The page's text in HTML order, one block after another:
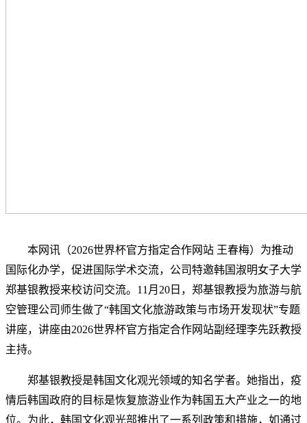
本网讯 （2026世界杯官方指定合作网站 王春梅） 为推动
国际化办学，促进国际学术交流，公司特邀韩国淑明女子大学
郑基银教授来校访问交流。 11月20日， 郑基银教授为旅游与航
空管理公司师生做了“韩国文化旅游政策与市场开发现状”专题
讲座， 讲座由2026世界杯官方指定合作网站副经理李先跃教授
主持。
郑基银教授是韩国文化观光领域的知名学者。 她指出，疫
情后韩国政府的目标是恢复旅游业作为韩国 五大产业之一的地
位。为此，韩国文化观光部推出了一系列政策和措施， 如通过